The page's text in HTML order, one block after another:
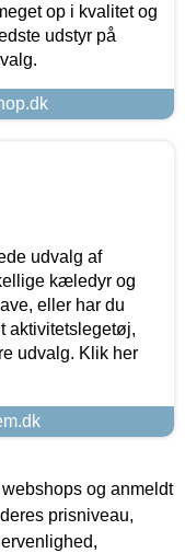
op i kvalitet og
udstyr på
udvalg af
kæledyr og
eller har du
aktivitetslegetøj,
udvalg. Klik her
og anmeldt
prisniveau,